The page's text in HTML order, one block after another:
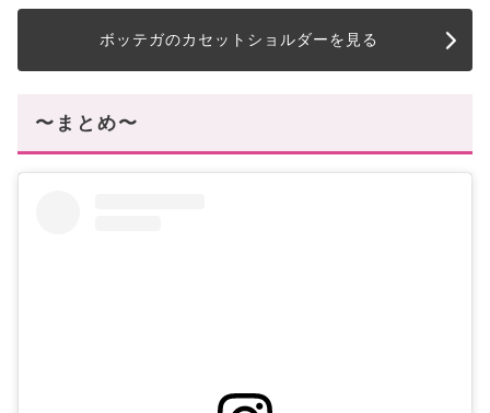
ボッテガのカセットショルダーを見る
〜まとめ〜